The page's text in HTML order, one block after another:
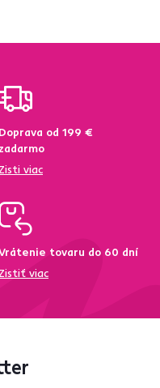
Doprava od 199 €
zadarmo
Zisti viac
tovaru do 60 dní
Zistiť viac